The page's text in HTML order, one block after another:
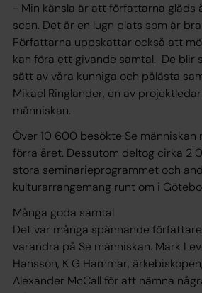
- Min känsla är att författarna gläds
scen. Det är en lugn plats som är
Författarna uppskattar också att
kan föra ett givande samtal. De blir
sätt av våra kunniga och pålästa
Mikael Ringlander, en av
människan.
Över 10 600 besökte Se
förra året. Dessutom deltog cirka 2
stora seminarieprogrammet och
kulturarrangemang runt om i
Många goda samtal
Det var många spännande
varandra på Se människan. Mark
Hansson, K G Hammar,
Alexander McCall för att nämna